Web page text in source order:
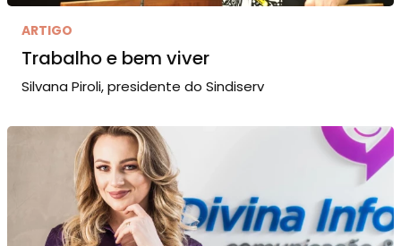
ARTIGO
Trabalho e bem viver
Silvana Piroli, presidente do Sindiserv